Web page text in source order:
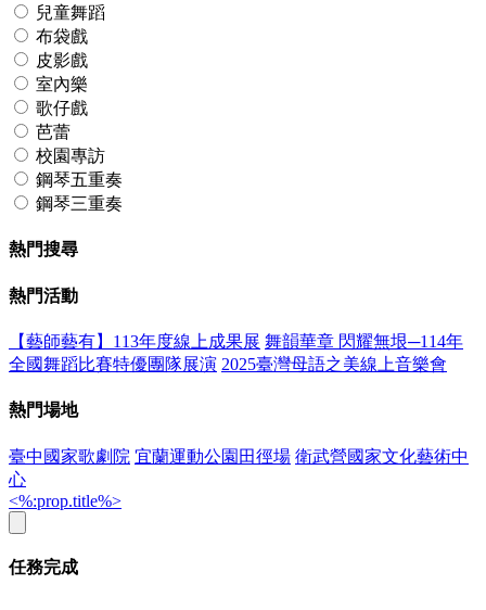
兒童舞蹈
布袋戲
皮影戲
室內樂
歌仔戲
芭蕾
校園專訪
鋼琴五重奏
鋼琴三重奏
熱門搜尋
熱門活動
【藝師藝有】113年度線上成果展 舞韻華章 閃耀無垠─114年
全國舞蹈比賽特優團隊展演 2025臺灣母語之美線上音樂會
熱門場地
臺中國家歌劇院 宜蘭運動公園田徑場 衛武營國家文化藝術中
心
<%:prop.title%>
任務完成